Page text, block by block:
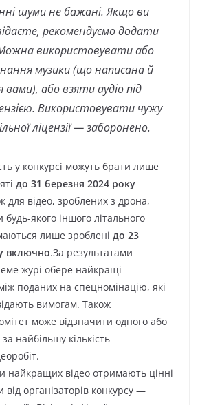
шуми не бажані. Якщо ви
рекомендуємо додати
використовувати або
музики (що написана й
вами), або взяти аудіо під
Використовувати чужу
ліцензії — заборонено.
у конкурсі можуть брати лише
до 31 березня 2024 року
для відео, зроблених з дрона,
якого іншого літального
лише зроблені до 23
включно.За результатами
журі обере найкращі
поданих на спецномінацію, які
вимогам. Також
може відзначити одного або
найбільшу кількість
найкращих відео отримають цінні
від організаторів конкурсу —